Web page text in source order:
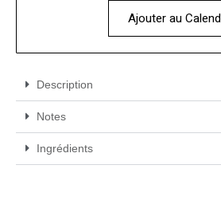
Ajouter au
Description
Notes
Ingrédients